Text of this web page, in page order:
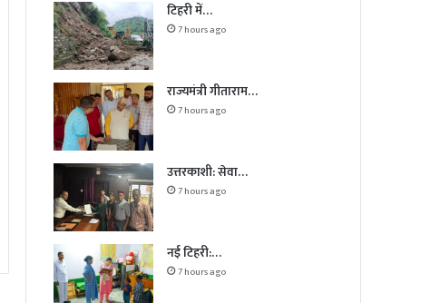
टिहरी में…
7 hours ago
राज्यमंत्री गीताराम…
7 hours ago
उत्तरकाशी: सेवा…
7 hours ago
नई टिहरी:…
7 hours ago